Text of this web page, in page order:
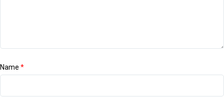
Name *